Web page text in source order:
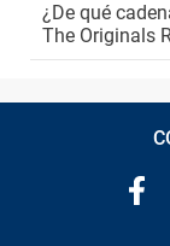
¿De qué
The Originals